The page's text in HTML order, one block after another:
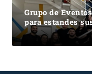
Grupo de
para estandes